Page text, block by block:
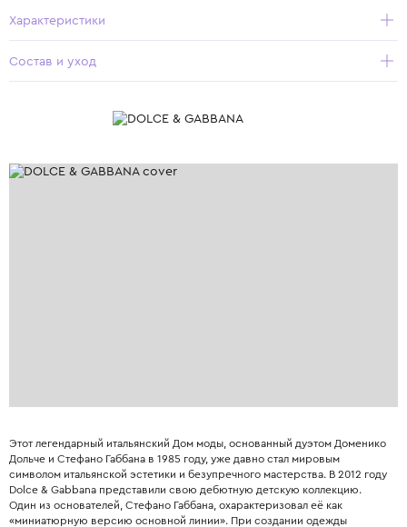
Характеристики
Состав и уход
Этот легендарный итальянский Дом моды, основанный дуэтом Доменико
Дольче и Стефано Габбана в 1985 году, уже давно стал мировым
символом итальянской эстетики и безупречного мастерства. В 2012 году
Dolce & Gabbana представили свою дебютную детскую коллекцию.
Один из основателей, Стефано Габбана, охарактеризовал её как
«миниатюрную версию основной линии». При создании одежды